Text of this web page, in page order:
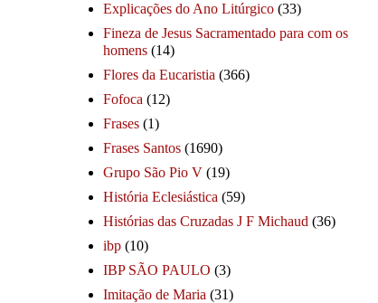
Explicações do Ano Litúrgico (33)
Fineza de Jesus Sacramentado para com os
homens (14)
Flores da Eucaristia (366)
Fofoca (12)
Frases (1)
Frases Santos (1690)
Grupo São Pio V (19)
História Eclesiástica (59)
Histórias das Cruzadas J F Michaud (36)
ibp (10)
IBP SÃO PAULO (3)
Imitação de Maria (31)